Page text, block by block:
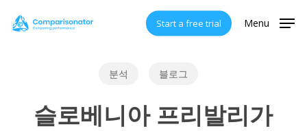
Start a free trial Menu
분석 블로그
슬로베니아 프리발리가